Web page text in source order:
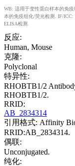
WB: 适用于变性蛋白样本的免
本的免疫组化/荧光检测. IF/ICC:
ELISA检测.
反应:
Human, Mouse
克隆:
Polyclonal
特异性:
RHOBTB1/2
RHOBTB1/2.
RRID:
AB_2834314
引用格式: Affinity
RRID:AB_2834314.
偶联:
Unconjugated.
纯化: